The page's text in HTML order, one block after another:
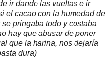
ir dando las vueltas e ir
el cacao con la humedad de
pringaba todo y costaba
hay que abusar de poner
que la harina, nos dejaría
dura)